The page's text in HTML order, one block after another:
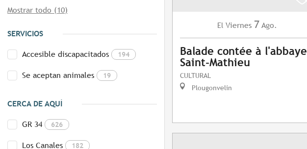
Mostrar todo (10)
SERVICIOS
Accesible discapacitados 194
Se aceptan animales 19
CERCA DE AQUÍ
GR 34 626
Los Canales 182
El Viernes 7 Ago.
Balade contée à l'abbaye
Saint-Mathieu
CULTURAL
Plougonvelin